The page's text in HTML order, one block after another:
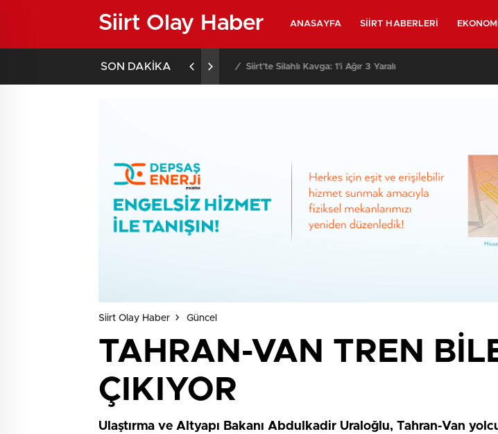
Siirt Olay Haber ANASAYFA SIIRT HABERLERI EKONOMI
SON DAKİKA 02:02 / Siirt’te Eve Saldırmak İsteyen Grubu Polis Durdurdu
Siirt Olay Haber Güncel
TAHRAN-VAN TREN
ÇIKIYOR
Ulaştırma ve Altyapı Bakanı Abdulkadir Uraloğlu, Tahran-Van